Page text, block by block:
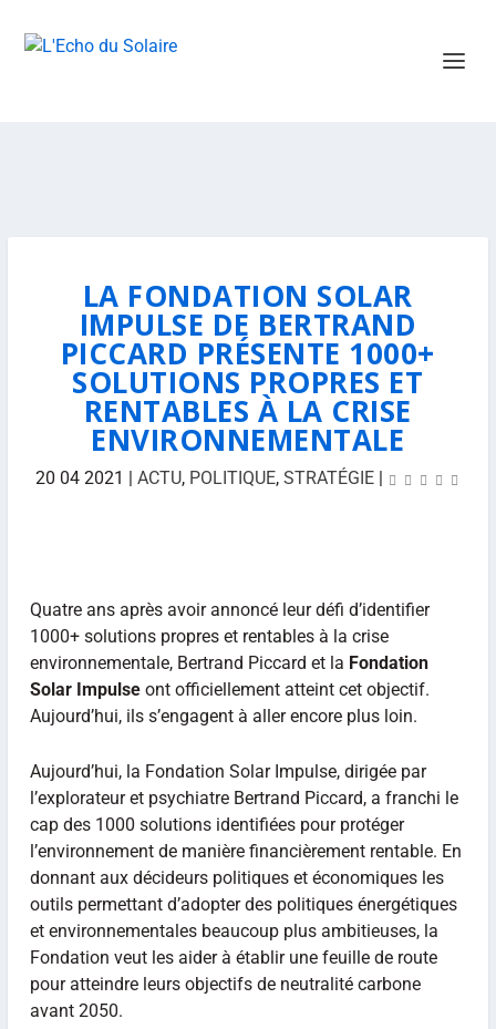
LA FONDATION SOLAR
IMPULSE DE BERTRAND
PICCARD PRÉSENTE 1000+
SOLUTIONS PROPRES ET
RENTABLES À LA CRISE
ENVIRONNEMENTALE
20 04 2021 | ACTU, POLITIQUE, STRATÉGIE|
Quatre ans après avoir annoncé leur défi d’identifier
1000+ solutions propres et rentables à la crise
environnementale, Bertrand Piccard et la Fondation
Solar Impulseont officiellement atteint cet objectif.
Aujourd’hui, ils s’engagent à aller encore plus loin.
Aujourd’hui, la Fondation Solar Impulse, dirigée par
l’explorateur et psychiatre Bertrand Piccard, a franchi le
cap des 1000 solutions identifiées pour protéger
l’environnement de manière financièrement rentable. En
donnant aux décideurs politiques et économiques les
outils permettant d’adopter des politiques énergétiques
et environnementales beaucoup plus ambitieuses, la
Fondation veut les aider à établir une feuille de route
pour atteindre leurs objectifs de neutralité carbone
avant 2050.